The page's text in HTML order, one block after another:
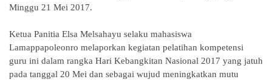
Minggu 21 Mei 2017.
Ketua Panitia Elsa Melsahayu selaku mahasiswa
Lamappapoleonro melaporkan kegiatan pelatihan kompetensi
guru ini dalam rangka Hari Kebangkitan Nasional 2017 yang jatuh
pada tanggal 20 Mei dan sebagai wujud meningkatkan mutu